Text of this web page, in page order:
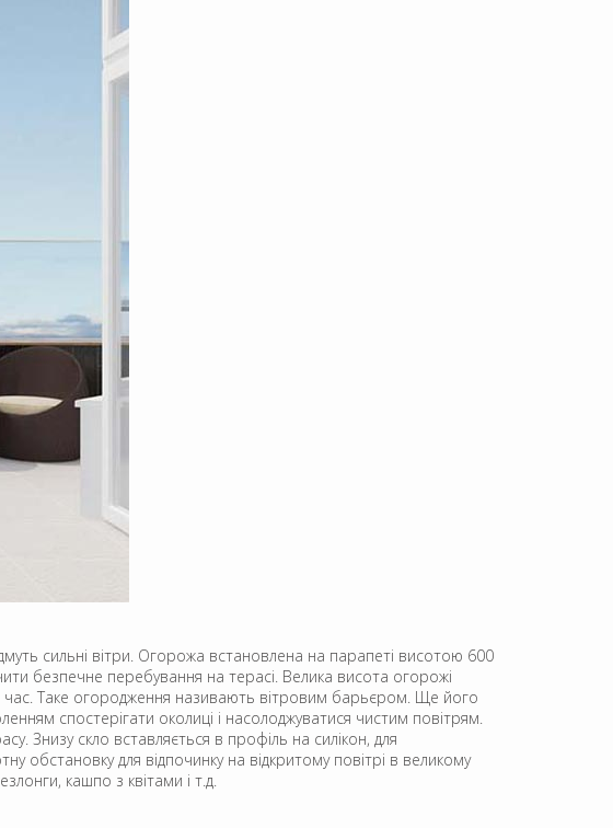
сильні вітри. Огорожа встановлена на парапеті висотою 600
безпечне перебування на терасі. Велика висота огорожі
час. Таке огородження називають вітровим барьєром. Ще його
спостерігати околиці і насолоджуватися чистим повітрям.
Знизу скло вставляється в профіль на силікон, для
обстановку для відпочинку на відкритому повітрі в великому
кашпо з квітами і т.д.